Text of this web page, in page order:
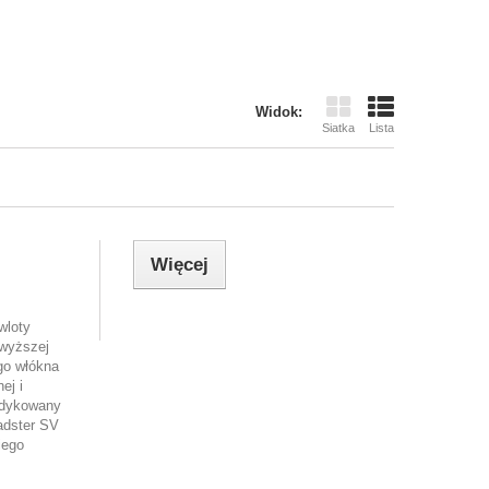
Widok:
Siatka Lista
włókna
i
SV
Więcej